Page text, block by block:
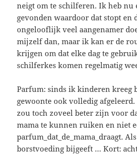
neigt om te schilferen. Ik heb nu
gevonden waardoor dat stopt en
ongelooflijk veel aangenamer
mijzelf dan, maar ik kan er de
krijgen om dat elke dag te
schilferkes komen regelmatig
Parfum: sinds ik kinderen kreeg
gewoonte ook volledig
zou toch zoveel beter zijn voor
mama te kunnen ruiken en niet
parfum_dat_de_mama_draagt.
borstvoeding bijgeeft … Kort: